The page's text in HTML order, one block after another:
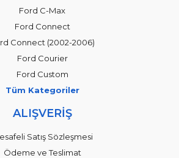
Ford C-Max
Ford Connect
Connect (2002-2006)
Ford Courier
Ford Custom
Tüm Kategoriler
ALIŞVERİŞ
Satış Sözleşmesi
Ödeme ve Teslimat